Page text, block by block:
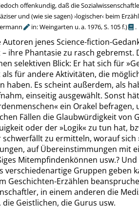
offenkundig, daß die
und (wie sie sagen)›logischer‹ beim
in: Weingarten u. a. 1976,S. 105 f.) .
Autoren jenes Science-fiction-
ihre Phantasie zu rasch
selektiven Blick: Er hat sich für»
für andere Aktivitäten, die
haben. Es scheint außerdem, als
einseitig ausgewählt. Sonst
« ein Orakel befragen,
Fällen die Glaubwürdigkeit von
oder der»Logik«zu tun hat,
schwerfällt zu ermitteln, worauf sich
auf Übereinstimmungen mit
Mitempfindenkönnen usw.?
verschiedenartige Gruppen geben
Geschichten-Erzählen
in einem anderen die
die Geistlichen, die Gurus usw.